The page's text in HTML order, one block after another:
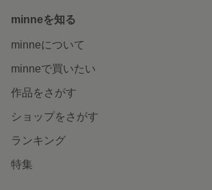
minneを知る
minneについて
minneで買いたい
作品をさがす
ショップをさがす
ランキング
特集